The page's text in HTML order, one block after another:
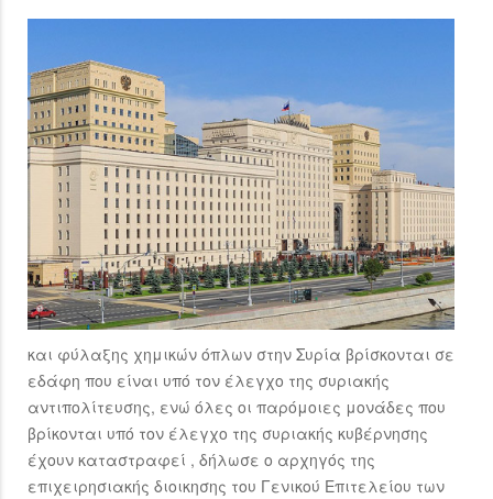
και φύλαξης χημικών όπλων στην Συρία βρίσκονται σε
εδάφη που είναι υπό τον έλεγχο της συριακής
αντιπολίτευσης, ενώ όλες οι παρόμοιες μονάδες που
βρίκονται υπό τον έλεγχο της συριακής κυβέρνησης
έχουν καταστραφεί , δήλωσε ο αρχηγός της
επιχειρησιακής διοικησης του Γενικού Επιτελείου των